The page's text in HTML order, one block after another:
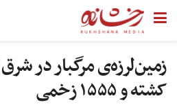
کشته و ۱۵۵۵ زخمی